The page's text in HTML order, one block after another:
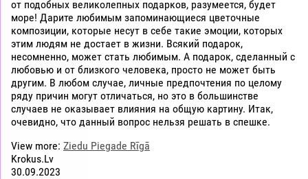
от подобных великолепных подарков, разумеется, будет
море! Дарите любимым запоминающиеся цветочные
композиции, которые несут в себе такие эмоции, которых
этим людям не достает в жизни. Всякий подарок,
несомненно, может стать любимым. А подарок, сделанный с
любовью и от близкого человека, просто не может быть
другим. В любом случае, личные предпочтения по целому
ряду причин могут отличаться, но это в большинстве
случаев не оказывает влияния на общую картину. Итак,
очевидно, что данный вопрос нельзя решать в спешке.
View more: Ziedu Piegade Rīgā
Krokus.Lv
30.09.2023